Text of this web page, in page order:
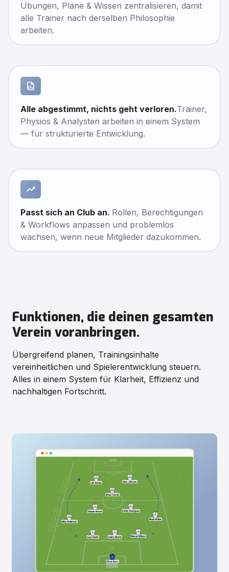
Übungen, Pläne & Wissen zentralisieren, damit
alle Trainer nach derselben Philosophie
arbeiten.
Alle abgestimmt, nichts geht verloren.Trainer,
Physios & Analysten arbeiten in einem System
— für strukturierte Entwicklung.
Passt sich an Club an. Rollen, Berechtigungen
& Workflows anpassen und problemlos
wachsen, wenn neue Mitglieder dazukommen.
Funktionen, die deinen gesamten
Verein voranbringen.
Übergreifend planen, Trainingsinhalte
vereinheitlichen und Spielerentwicklung steuern.
Alles in einem System für Klarheit, Effizienz und
nachhaltigen Fortschritt.